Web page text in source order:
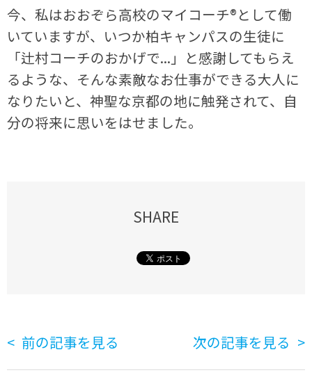
今、私はおおぞら高校のマイコーチ®として働
いていますが、いつか柏キャンパスの生徒に
「辻村コーチのおかげで...」と感謝してもらえ
るような、そんな素敵なお仕事ができる大人に
なりたいと、神聖な京都の地に触発されて、自
分の将来に思いをはせました。
SHARE
前の記事を見る 次の記事を見る